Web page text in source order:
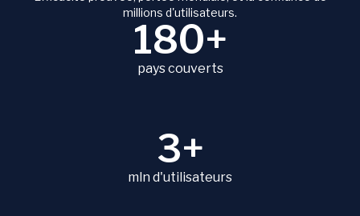
millions d'utilisateurs.
180+
pays couverts
3+
mln d'utilisateurs